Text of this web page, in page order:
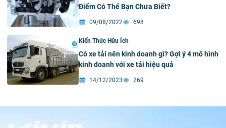
Điểm Có Thể Bạn Chưa Biết?
09/08/2022 698
Kiến Thức Hữu Ích
Có xe tải nên kinh doanh gì? Gợi ý 4 mô hình
kinh doanh với xe tải hiệu quả
14/12/2023 269